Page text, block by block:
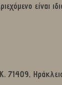
είναι
71409,